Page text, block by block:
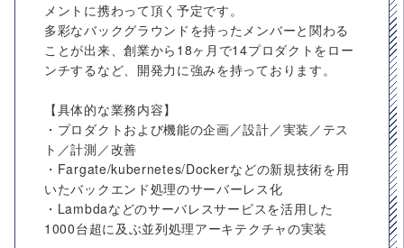
メントに携わって頂く予定です。
多彩なバックグラウンドを持ったメンバーと関わる
ことが出来、創業から18ヶ月で14プロダクトをロー
ンチするなど、開発力に強みを持っております。
【具体的な業務内容】
・プロダクトおよび機能の企画／設計／実装／テス
ト／計測／改善
・Fargate/kubernetes/Dockerなどの新規技術を用
いたバックエンド処理のサーバーレス化
・Lambdaなどのサーバレスサービスを活用した
1000台超に及ぶ並列処理アーキテクチャの実装